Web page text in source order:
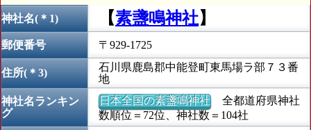
神社名(＊1) 【素盞鳴神社】
郵便番号 〒929-1725
住所(＊3)
石川県鹿島郡中能登町東馬場ラ部７３番
地
神社名ランキン
グ
日本全国の素盞鳴神社全都道府県神社
数順位＝72位、神社数＝104社